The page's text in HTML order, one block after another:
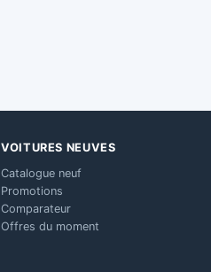
VOITURES NEUVES
Catalogue neuf
Promotions
Comparateur
Offres du moment